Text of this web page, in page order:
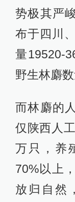
势极其严
布于四川
量19520-
野生林麝
而林麝的
仅陕西人
万只，养
70%以上
放归自然